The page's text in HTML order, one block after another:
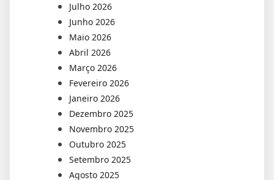
Julho 2026
Junho 2026
Maio 2026
Abril 2026
Março 2026
Fevereiro 2026
Janeiro 2026
Dezembro 2025
Novembro 2025
Outubro 2025
Setembro 2025
Agosto 2025